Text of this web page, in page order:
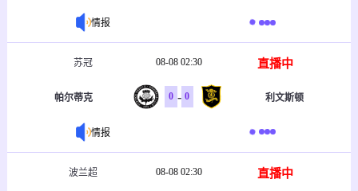
情报
苏冠 08-08 02:30 直播中
帕尔蒂克 0 - 0 利文斯顿
情报
波兰超 08-08 02:30 直播中